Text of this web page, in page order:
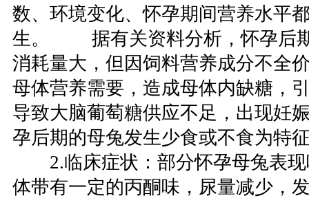
数、环境变化、怀孕期间营养水平
生。 据有关资料分析，怀孕后
消耗量大，但因饲料营养成分不全
母体营养需要，造成母体内缺糖，
导致大脑葡萄糖供应不足，出现妊
孕后期的母兔发生少食或不食为特
2.临床症状：部分怀孕母兔表现
体带有一定的丙酮味，尿量减少，